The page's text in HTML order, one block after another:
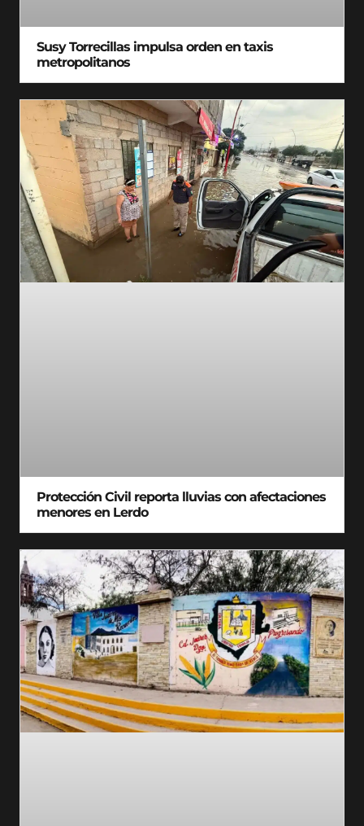
Susy Torrecillas impulsa orden en taxis
metropolitanos
Protección Civil reporta lluvias con afectaciones
menores en Lerdo